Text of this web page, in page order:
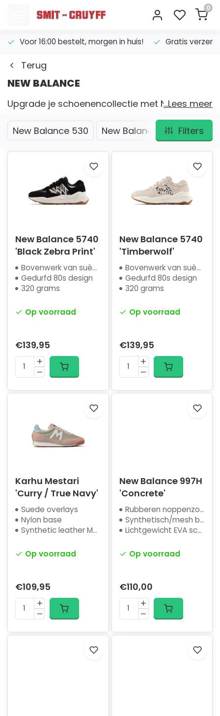
0
Voor 16:00 bestelt, morgen in huis! Gratis
Terug
NEW BALANCE
Upgrade je schoenencollectie met New
maten.Bestel de sneaker die bij u past nu bij
Smit Cruyff, de sportspecialist met jarenlange
ervaring en een uitstekende reputatie.
Comfort en stijl in één.
...Lees meer
New Balance 530 New Balance 997H New
Filters
New Balance 5740
'Black Zebra Print'
Bovenwerk van suède
Gedurfd 80s design
320 grams
Op voorraad
€139,95
New Balance 5740
'Timberwolf'
Bovenwerk van suède
Gedurfd 80s design
320 grams
Op voorraad
€139,95
Karhu Mestari
'Curry / True Navy'
Suede overlays
Nylon base
Synthetic leather M-logo
Op voorraad
€109,95
New Balance 997H
'Concrete'
Rubberen noppenzool
Synthetisch/mesh bovenwerk
Lichtgewicht EVA schuim
Op voorraad
€110,00